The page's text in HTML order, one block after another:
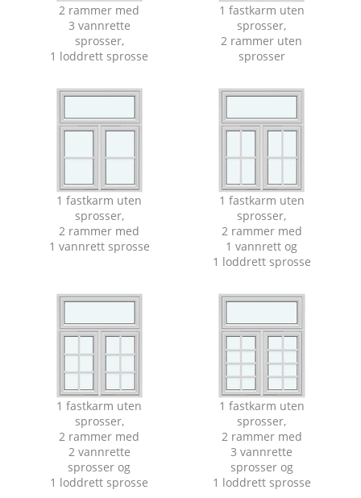
2 rammer med
3 vannrette
sprosser,
1 loddrett sprosse
1 fastkarm uten
sprosser,
2 rammer uten
sprosser
1 fastkarm uten
sprosser,
2 rammer med
1 vannrett sprosse
1 fastkarm uten
sprosser,
2 rammer med
1 vannrett og
1 loddrett sprosse
1 fastkarm uten
sprosser,
2 rammer med
2 vannrette
sprosser og
1 loddrett sprosse
1 fastkarm uten
sprosser,
2 rammer med
3 vannrette
sprosser og
1 loddrett sprosse